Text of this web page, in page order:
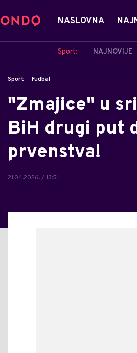
NASLOVNA
Sport: NAJNOVIJE
Sport Fudbal
"Zmajice" u
BiH drugi put
prvenstva!
21.04.2026. / 13:51